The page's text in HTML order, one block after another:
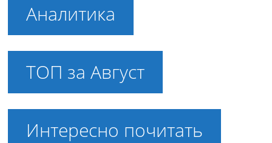
Аналитика
ТОП за Август
Интересно почитать